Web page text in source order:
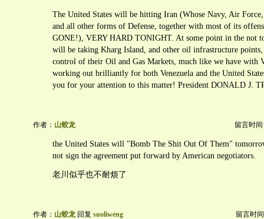
The United States will be hitting Iran (Whose Navy, Air
and all other forms of Defense, together with most of its
GONE!), VERY HARD TONIGHT. At some point in the not
will be taking Kharg Island, and other oil infrastructure points,
control of their Oil and Gas Markets, much like we have with
working out brilliantly for both Venezuela and the United
you for your attention to this matter! President DONALD J.
作者： 山蛟龙 留言时间
the United States will "Bomb The Shit Out Of Them"
not sign the agreement put forward by American negotiators.
老川似乎也不耐烦了
作者： 山蛟龙回复 suoliweng 留言时